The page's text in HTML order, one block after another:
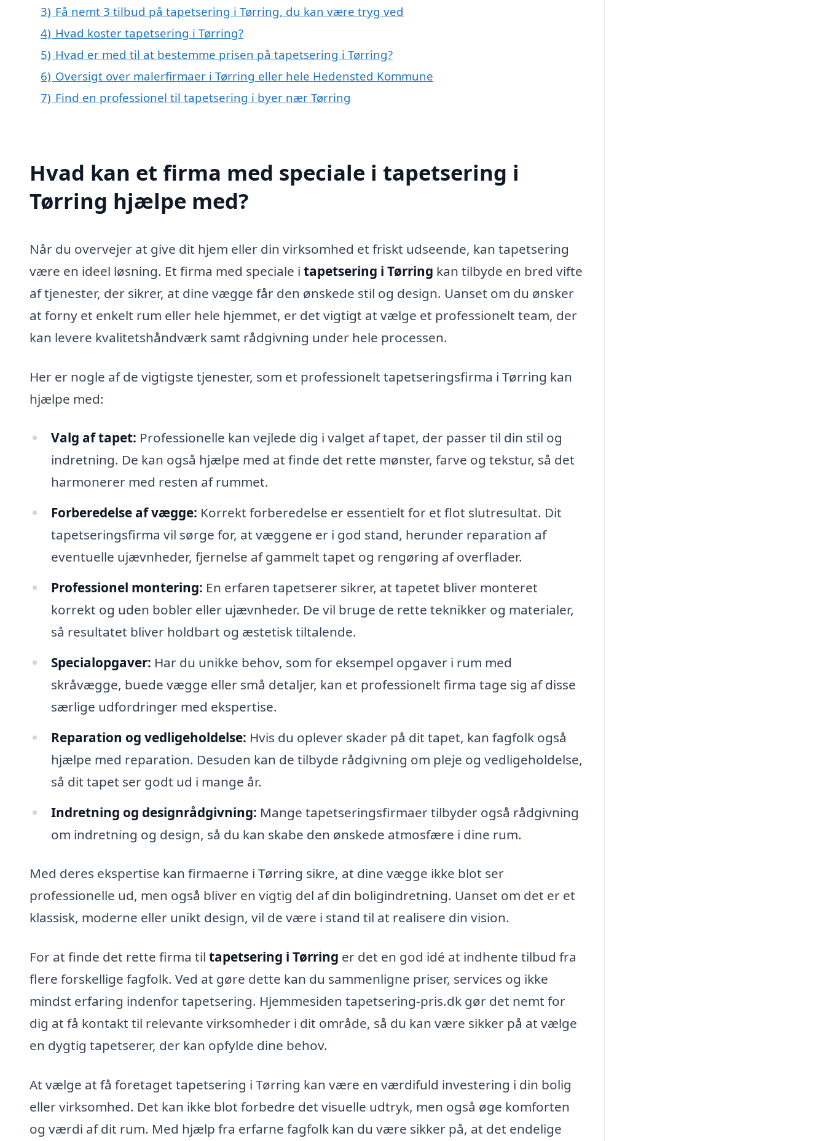
3) Få nemt 3 tilbud på tapetsering i Tørring, du kan være tryg ved
4) Hvad koster tapetsering i Tørring?
5) Hvad er med til at bestemme prisen på tapetsering i Tørring?
6) Oversigt over malerfirmaer i Tørring eller hele Hedensted Kommune
7) Find en professionel til tapetsering i byer nær Tørring
Hvad kan et firma med speciale i tapetsering i
Tørring hjælpe med?
Når du overvejer at give dit hjem eller din virksomhed et friskt udseende, kan tapetsering
være en ideel løsning. Et firma med speciale i tapetsering i Tørring kan tilbyde en bred vifte
af tjenester, der sikrer, at dine vægge får den ønskede stil og design. Uanset om du ønsker
at forny et enkelt rum eller hele hjemmet, er det vigtigt at vælge et professionelt team, der
kan levere kvalitetshåndværk samt rådgivning under hele processen.
Her er nogle af de vigtigste tjenester, som et professionelt tapetseringsfirma i Tørring kan
hjælpe med:
Valg af tapet: Professionelle kan vejlede dig i valget af tapet, der passer til din stil og
indretning. De kan også hjælpe med at finde det rette mønster, farve og tekstur, så det
harmonerer med resten af rummet.
Forberedelse af vægge: Korrekt forberedelse er essentielt for et flot slutresultat. Dit
tapetseringsfirma vil sørge for, at væggene er i god stand, herunder reparation af
eventuelle ujævnheder, fjernelse af gammelt tapet og rengøring af overflader.
Professionel montering: En erfaren tapetserer sikrer, at tapetet bliver monteret
korrekt og uden bobler eller ujævnheder. De vil bruge de rette teknikker og materialer,
så resultatet bliver holdbart og æstetisk tiltalende.
Specialopgaver: Har du unikke behov, som for eksempel opgaver i rum med
skråvægge, buede vægge eller små detaljer, kan et professionelt firma tage sig af disse
særlige udfordringer med ekspertise.
Reparation og vedligeholdelse: Hvis du oplever skader på dit tapet, kan fagfolk også
hjælpe med reparation. Desuden kan de tilbyde rådgivning om pleje og vedligeholdelse,
så dit tapet ser godt ud i mange år.
Indretning og designrådgivning: Mange tapetseringsfirmaer tilbyder også rådgivning
om indretning og design, så du kan skabe den ønskede atmosfære i dine rum.
Med deres ekspertise kan firmaerne i Tørring sikre, at dine vægge ikke blot ser
professionelle ud, men også bliver en vigtig del af din boligindretning. Uanset om det er et
klassisk, moderne eller unikt design, vil de være i stand til at realisere din vision.
For at finde det rette firma til tapetsering i Tørring er det en god idé at indhente tilbud fra
flere forskellige fagfolk. Ved at gøre dette kan du sammenligne priser, services og ikke
mindst erfaring indenfor tapetsering. Hjemmesiden tapetsering-pris.dk gør det nemt for
dig at få kontakt til relevante virksomheder i dit område, så du kan være sikker på at vælge
en dygtig tapetserer, der kan opfylde dine behov.
At vælge at få foretaget tapetsering i Tørring kan være en værdifuld investering i din bolig
eller virksomhed. Det kan ikke blot forbedre det visuelle udtryk, men også øge komforten
og værdi af dit rum. Med hjælp fra erfarne fagfolk kan du være sikker på, at det endelige